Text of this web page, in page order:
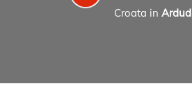
Croata in Ardud